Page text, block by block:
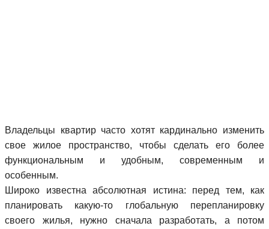
Владельцы квартир часто хотят кардинально изменить
свое жилое пространство, чтобы сделать его более
функциональным и удобным, современным и
особенным.
Широко известна абсолютная истина: перед тем, как
планировать какую-то глобальную перепланировку
своего жилья, нужно сначала разработать, а потом